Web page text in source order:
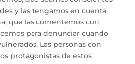
y las tengamos en cuenta
que las comentemos con
para denunciar cuando
Las personas con
protagonistas de estos